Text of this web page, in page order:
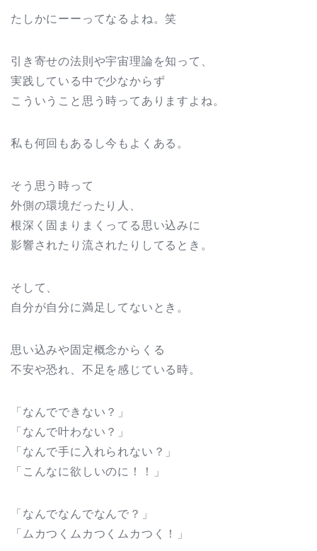
たしかにーーってなるよね。笑
引き寄せの法則や宇宙理論を知って、
実践している中で少なからず
こういうこと思う時ってありますよね。
私も何回もあるし今もよくある。
そう思う時って
外側の環境だったり人、
根深く固まりまくってる思い込みに
影響されたり流されたりしてるとき。
そして、
自分が自分に満足してないとき。
思い込みや固定概念からくる
不安や恐れ、不足を感じている時。
「なんでできない？」
「なんで叶わない？」
「なんで手に入れられない？」
「こんなに欲しいのに！！」
「なんでなんでなんで？」
「ムカつくムカつくムカつく！」